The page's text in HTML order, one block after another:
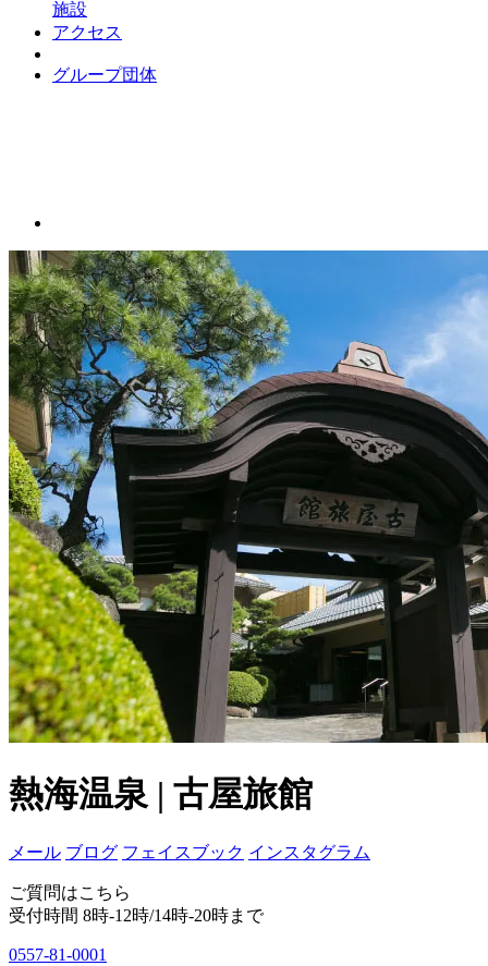
施設
アクセス
グループ団体
熱海温泉 | 古屋旅館
メール ブログ フェイスブック インスタグラム
ご質問はこちら
受付時間 8時-12時/14時-20時まで
0557-81-0001